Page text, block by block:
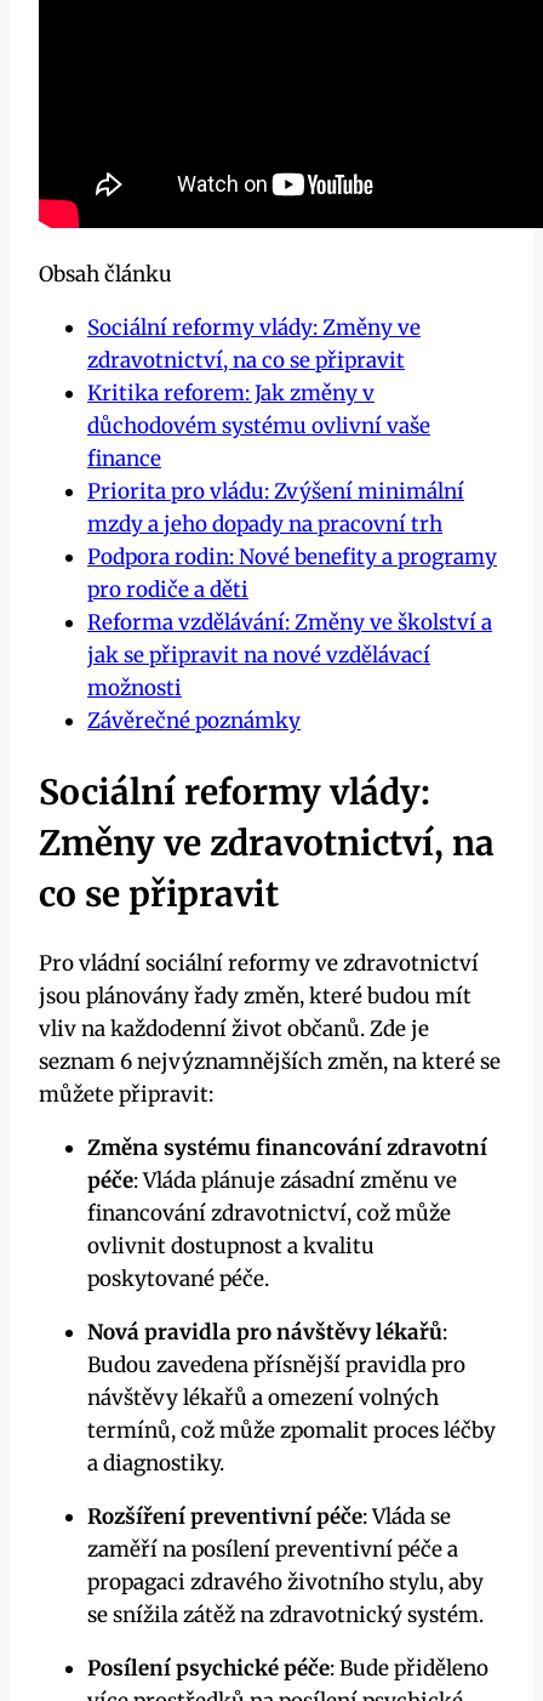
Obsah článku
Sociální reformy vlády: Změny ve
zdravotnictví, na co se připravit
Kritika reforem: Jak změny v
důchodovém systému ovlivní vaše
finance
Priorita pro vládu: Zvýšení minimální
mzdy a jeho dopady na pracovní trh
Podpora rodin: Nové benefity a programy
pro rodiče a děti
Reforma vzdělávání: Změny ve školství a
jak se připravit na nové vzdělávací
možnosti
Závěrečné poznámky
Sociální reformy vlády:
Změny ve zdravotnictví, na
co se připravit
Pro vládní sociální reformy ve zdravotnictví
jsou plánovány řady změn, které budou mít
vliv na každodenní život občanů. Zde je
seznam 6 nejvýznamnějších změn, na které se
můžete připravit:
Změna systému financování zdravotní
péče: Vláda plánuje zásadní změnu ve
financování zdravotnictví, což může
ovlivnit dostupnost a kvalitu
poskytované péče.
Nová pravidla pro návštěvy lékařů:
Budou zavedena přísnější pravidla pro
návštěvy lékařů a omezení volných
termínů, což může zpomalit proces léčby
a diagnostiky.
Rozšíření preventivní péče: Vláda se
zaměří na posílení preventivní péče a
propagaci zdravého životního stylu, aby
se snížila zátěž na zdravotnický systém.
Posílení psychické péče: Bude přiděleno